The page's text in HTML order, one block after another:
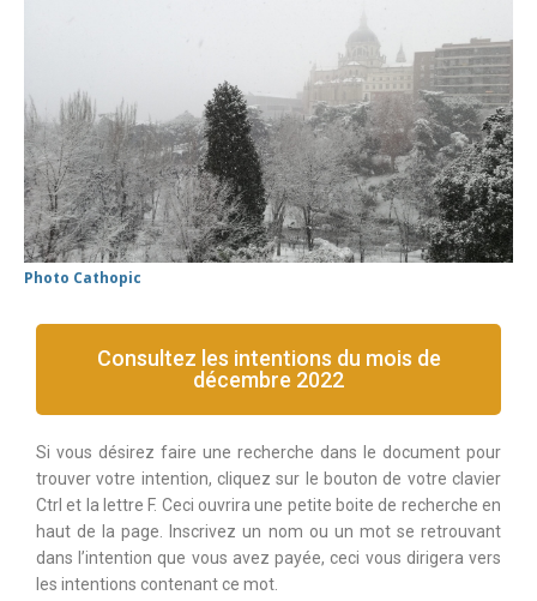
Photo Cathopic
Consultez les intentions du mois de
décembre 2022
Si vous désirez faire une recherche dans le document pour
trouver votre intention, cliquez sur le bouton de votre clavier
Ctrl et la lettre F. Ceci ouvrira une petite boite de recherche en
haut de la page. Inscrivez un nom ou un mot se retrouvant
dans l’intention que vous avez payée, ceci vous dirigera vers
les intentions contenant ce mot.